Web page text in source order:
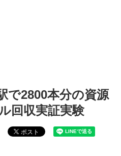
で2800本分の資源
回収実証実験
ポスト